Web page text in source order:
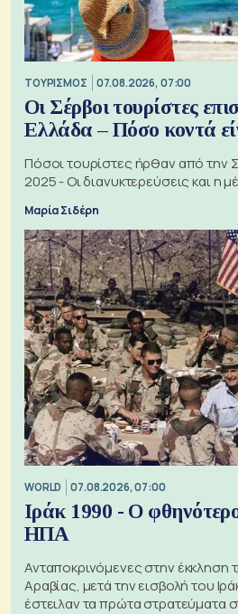
ΤΟΥΡΙΣΜΟΣ 07.08.2026, 07:00
Οι Σέρβοι τουρίστες
Ελλάδα – Πόσο κοντά
Πόσοι τουρίστες ήρθαν από την
2025 - Οι διανυκτερεύσεις και η
Μαρία Σιδέρη
WORLD 07.08.2026, 07:00
Ιράκ 1990 - Ο
ΗΠΑ
Ανταποκρινόμενες στην έκκληση
Αραβίας, μετά την εισβολή του
έστειλαν τα πρώτα στρατεύματα